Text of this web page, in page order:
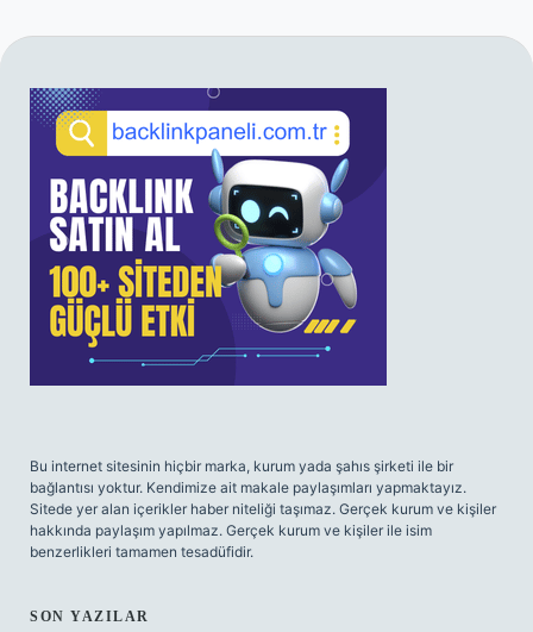
SIDEBAR
Bu internet sitesinin hiçbir marka, kurum yada şahıs şirketi ile bir
bağlantısı yoktur. Kendimize ait makale paylaşımları yapmaktayız.
Sitede yer alan içerikler haber niteliği taşımaz. Gerçek kurum ve kişiler
hakkında paylaşım yapılmaz. Gerçek kurum ve kişiler ile isim
benzerlikleri tamamen tesadüfidir.
SON YAZILAR